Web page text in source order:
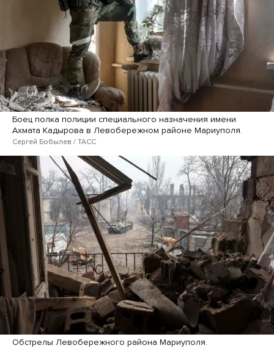
Боец полка полиции специального назначения имени
Ахмата Кадырова в Левобережном районе Мариуполя.
Сергей Бобылев / ТАСС
Обстрелы Левобережного района Мариуполя.